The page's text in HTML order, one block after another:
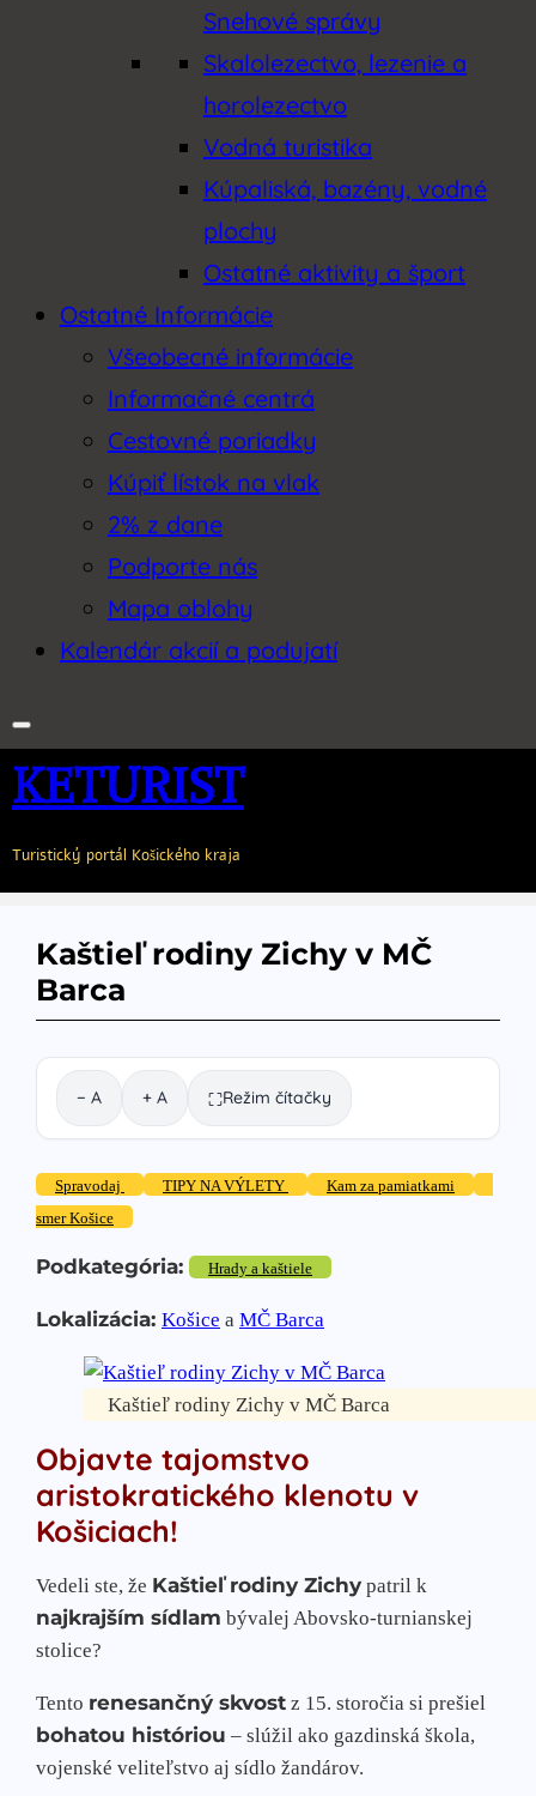
Snehové správy
Skalolezectvo, lezenie a
horolezectvo
Vodná turistika
Kúpaliská, bazény, vodné
plochy
Ostatné aktivity a šport
Ostatné Informácie
Všeobecné informácie
Informačné centrá
Cestovné poriadky
Kúpiť lístok na vlak
2% z dane
Podporte nás
Mapa oblohy
Kalendár akcií a podujatí
KETURIST
Turistický portál Košického kraja
Kaštieľ rodiny Zichy v MČ
Barca
− A + A ⛶Režim čítačky
Spravodaj TIPY NA VÝLETY
Kam za pamiatkami
smer Košice
Podkategória: Hrady a kaštiele
Lokalizácia: Košice a MČ Barca
Kaštieľ rodiny Zichy v MČ Barca
Objavte tajomstvo
aristokratického klenotu v
Košiciach!
Vedeli ste, že Kaštieľ rodiny Zichy patril k
najkrajším sídlam bývalej Abovsko-turnianskej
stolice?
Tento renesančný skvost z 15. storočia si prešiel
bohatou históriou – slúžil ako gazdinská škola,
vojenské veliteľstvo aj sídlo žandárov.